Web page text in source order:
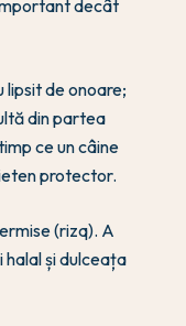
decât
lipsit de onoare;
din partea
ce un câine
protector.
(rizq). A
halal și dulceața